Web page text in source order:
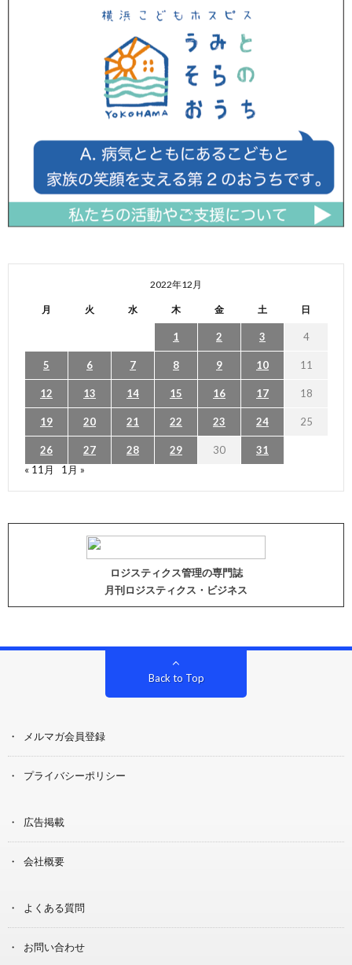
2022年12月
月 火 水 木 金 土 日
1 2 3 4
5 6 7 8 9 10 11
12 13 14 15 16 17 18
19 20 21 22 23 24 25
26 27 28 29 30
31
« 11月
1月 »
ロジスティクス管理の専門誌
月刊ロジスティクス・ビジネス
Back to Top
メルマガ会員登録
プライバシーポリシー
広告掲載
会社概要
よくある質問
お問い合わせ